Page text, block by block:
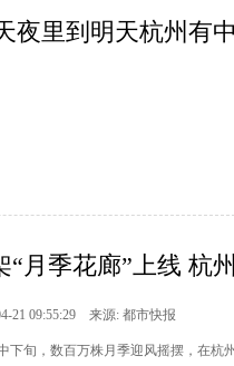
夜里到明天杭州有
“月季花廊”上线 杭
21 09:55:29 来源: 都市快报
下旬，数百万株月季迎风摇摆，在杭